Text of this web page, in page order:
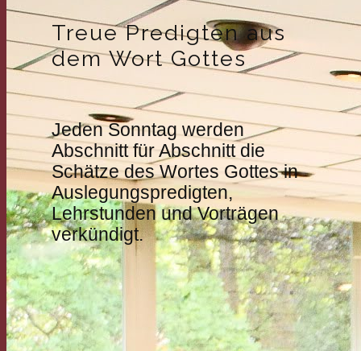
Treue Predigten aus
dem Wort Gottes
Jeden Sonntag werden
Abschnitt für Abschnitt die
Schätze des Wortes Gottes in
Auslegungspredigten,
Lehrstunden und Vorträgen
verkündigt.